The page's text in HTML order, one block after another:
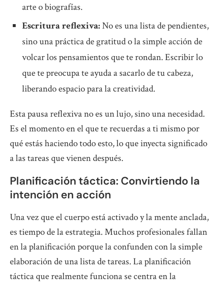
arte o biografías.
Escritura reflexiva:No es una lista de pendientes,
sino una práctica de gratitud o la simple acción de
volcar los pensamientos que te rondan. Escribir lo
que te preocupa te ayuda a sacarlo de tu cabeza,
liberando espacio para la creatividad.
Esta pausa reflexiva no es un lujo, sino una necesidad.
Es el momento en el que te recuerdas a ti mismo por
qué estás haciendo todo esto, lo que inyecta significado
a las tareas que vienen después.
Planificación táctica: Convirtiendo la
intención en acción
Una vez que el cuerpo está activado y la mente anclada,
es tiempo de la estrategia. Muchos profesionales fallan
en la planificación porque la confunden con la simple
elaboración de una lista de tareas. La planificación
táctica que realmente funciona se centra en la